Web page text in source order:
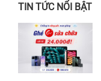
TIN TỨC NỔI BẬT